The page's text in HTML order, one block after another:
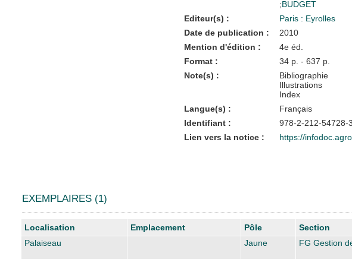
;BUDGET
Editeur(s) :
Paris : Eyrolles
Date de publication :
2010
Mention d'édition :
4e éd.
Format :
34 p. - 637 p.
Note(s) :
Bibliographie
Illustrations
Index
Langue(s) :
Français
Identifiant :
978-2-212-54728-3
Lien vers la notice :
https://
EXEMPLAIRES (1)
Liste des exemplaires
Localisation Emplacement Pôle Section
Palaiseau
Jaune FG Gestion